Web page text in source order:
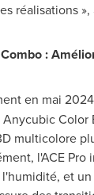
réalisations
:
en mai
Color
multicolore
l'ACE
et